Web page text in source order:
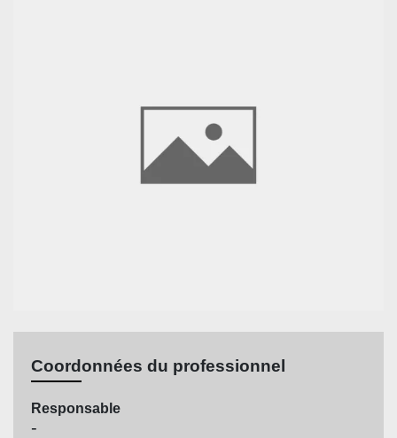
Coordonnées du professionnel
Responsable
-